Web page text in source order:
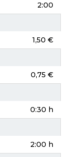
2:00
1,50 €
0,75 €
0:30 h
2:00 h